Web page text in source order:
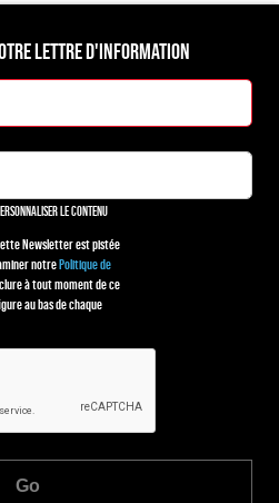
LETTRE D'INFORMATION
LE CONTENU
Newsletter est pistée
notrePolitique de
à tout moment de ce
au bas de chaque
Go